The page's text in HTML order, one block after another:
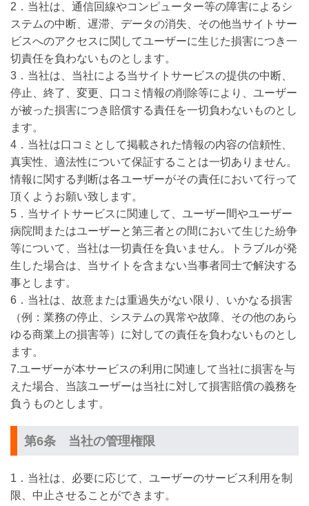
2．当社は、通信回線やコンピューター等の障害によるシ
ステムの中断、遅滞、データの消失、その他当サイトサー
ビスへのアクセスに関してユーザーに生じた損害につき一
切責任を負わないものとします。
3．当社は、当社による当サイトサービスの提供の中断、
停止、終了、変更、口コミ情報の削除等により、ユーザー
が被った損害につき賠償する責任を一切負わないものとし
ます。
4．当社は口コミとして掲載された情報の内容の信頼性、
真実性、適法性について保証することは一切ありません。
情報に関する判断は各ユーザーがその責任において行って
頂くようお願い致します。
5．当サイトサービスに関連して、ユーザー間やユーザー
病院間またはユーザーと第三者との間において生じた紛争
等について、当社は一切責任を負いません。トラブルが発
生した場合は、当サイトを含まない当事者同士で解決する
事とします。
6．当社は、故意または重過失がない限り、いかなる損害
（例：業務の停止、システムの異常や故障、その他のあら
ゆる商業上の損害等）に対しての責任を負わないものとし
ます。
7.ユーザーが本サービスの利用に関連して当社に損害を与
えた場合、当該ユーザーは当社に対して損害賠償の義務を
負うものとします。
第6条 当社の管理権限
1．当社は、必要に応じて、ユーザーのサービス利用を制
限、中止させることができます。